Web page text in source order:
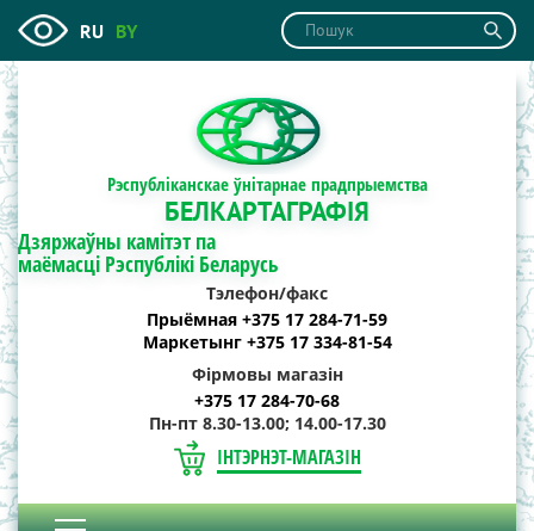
RU BY
Рэспубліканскае ўнітарнае прадпрыемства
БЕЛКАРТАГРАФІЯ
Дзяржаўны камітэт па
маёмасці Рэспублікі Беларусь
Тэлефон/факс
Прыёмная +375 17 284-71-59
Маркетынг +375 17 334-81-54
Фірмовы магазін
+375 17 284-70-68
Пн-пт 8.30-13.00; 14.00-17.30
ІНТЭРНЭТ-МАГАЗІН